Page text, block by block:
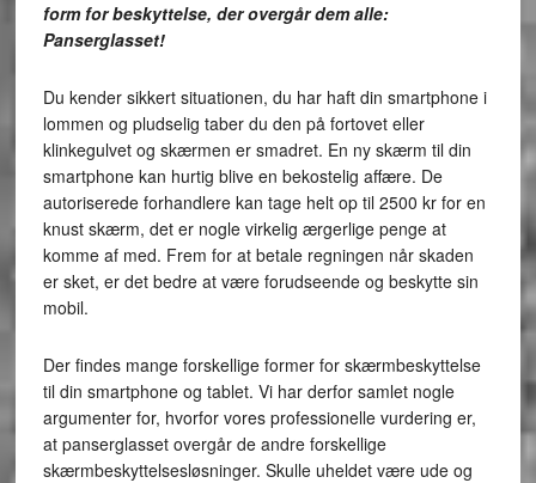
form for beskyttelse, der overgår dem alle:
Panserglasset!
Du kender sikkert situationen, du har haft din smartphone i
lommen og pludselig taber du den på fortovet eller
klinkegulvet og skærmen er smadret. En ny skærm til din
smartphone kan hurtig blive en bekostelig affære. De
autoriserede forhandlere kan tage helt op til 2500 kr for en
knust skærm, det er nogle virkelig ærgerlige penge at
komme af med. Frem for at betale regningen når skaden
er sket, er det bedre at være forudseende og beskytte sin
mobil.
Der findes mange forskellige former for skærmbeskyttelse
til din smartphone og tablet. Vi har derfor samlet nogle
argumenter for, hvorfor vores professionelle vurdering er,
at panserglasset overgår de andre forskellige
skærmbeskyttelsesløsninger. Skulle uheldet være ude og